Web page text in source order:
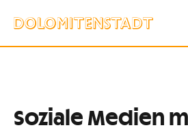
Soziale Medien